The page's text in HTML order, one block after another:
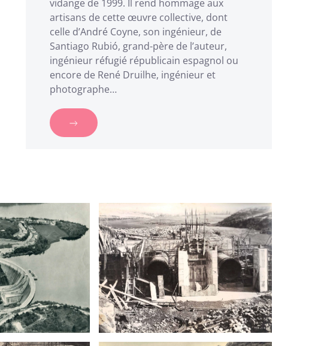
vidange de 1999. Il rend hommage aux
artisans de cette œuvre collective, dont
celle d’André Coyne, son ingénieur, de
Santiago Rubió, grand-père de l’auteur,
ingénieur réfugié républicain espagnol ou
encore de René Druilhe, ingénieur et
photographe…